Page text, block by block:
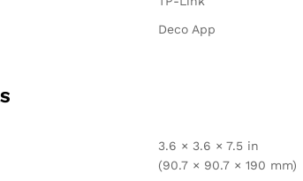
Deco App
3.6 × 3.6 × 7.5 in
(90.7 × 90.7 × 190 mm)